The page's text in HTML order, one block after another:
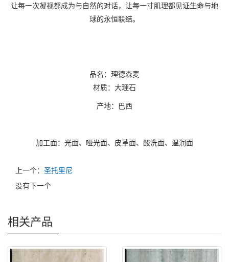
让每一次凝视都成为与自然的对话，让每一寸肌理都见证生命与地
球的永恒联结。
品名：理德森麦
材质：大理石
产地：巴西
加工面：光面、哑光面、皮革面、酸洗面、温润面
上一个： 圣托里尼
没有下一个
相关产品